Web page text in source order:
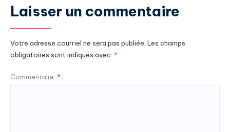
Laisser un commentaire
Votre adresse courriel ne sera pas publiée. Les champs
obligatoires sont indiqués avec *
Commentaire *